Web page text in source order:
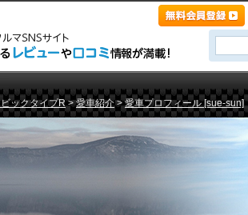
ックタイプR>愛車紹介>愛車プロフィール [sue-sun]